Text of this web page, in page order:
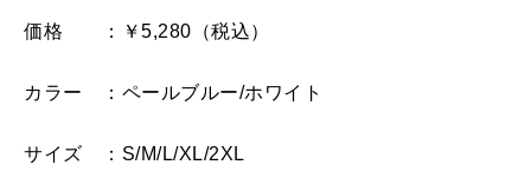
価格 ：￥5,280（税込）
カラー ：ペールブルー/ホワイト
サイズ ：S/M/L/XL/2XL